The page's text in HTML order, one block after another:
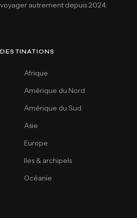
voyager autrement depuis 2024.
DESTINATIONS
Afrique
Amérique du Nord
Amérique du Sud
Asie
Europe
Iles & archipels
Océanie